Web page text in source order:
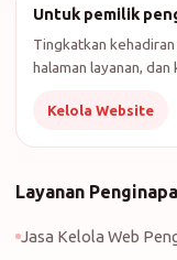
Untuk pemilik
Tingkatkan
halaman layanan,
Kelola Website
Layanan
Jasa Kelola Web